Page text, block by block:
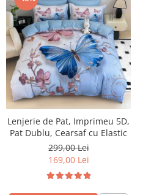
Lenjerie de Pat, Imprimeu 5D,
Pat Dublu, Cearsaf cu Elastic
299,00 Lei
169,00 Lei